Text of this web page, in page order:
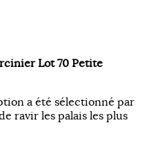
Lot 70 Petite
a été sélectionné par
ravir les palais les plus